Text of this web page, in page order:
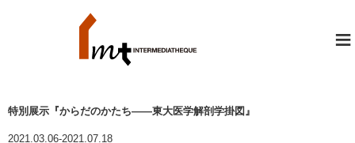
≡
特別展示『からだのかたち――東大医学解剖学掛図』
2021.03.06-2021.07.18